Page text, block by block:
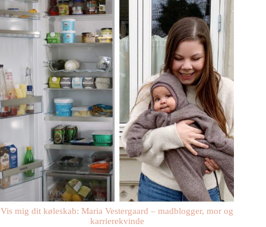
Vis mig dit køleskab: Maria Vestergaard – madblogger, mor og
karrierekvinde